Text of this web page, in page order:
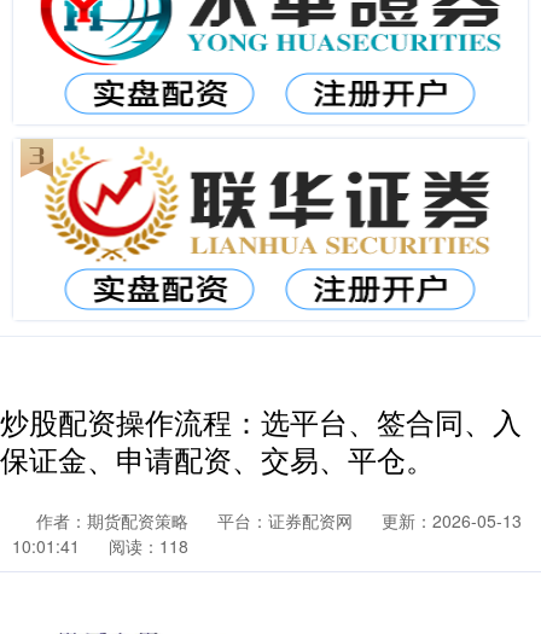
炒股配资操作流程：选平台、签合同、入
保证金、申请配资、交易、平仓。
作者：期货配资策略 平台：证券配资网
更新：2026-05-13
10:01:41
阅读：118